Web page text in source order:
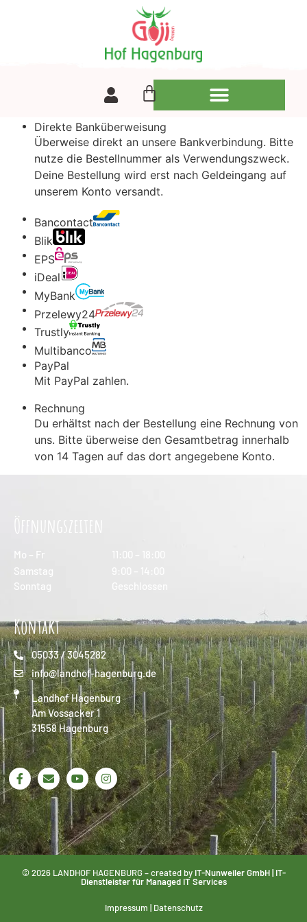
Direkte Banküberweisung
Überweise direkt an unsere Bankverbindung. Bitte
nutze die Bestellnummer als Verwendungszweck.
Deine Bestellung wird erst nach Geldeingang auf
unserem Konto versandt.
Bancontact
Blik
EPS
iDeal
MyBank
Przelewy24
Trustly
Multibanco
PayPal
Mit PayPal zahlen.
Rechnung
Du erhältst nach der Bestellung eine Rechnung von
uns. Bitte überweise den Gesamtbetrag innerhalb
von 14 Tagen auf das dort angegebene Konto.
Öffnungszeiten
Mo – Fr
Samstag
Sonntag
Kontakt
05033 / 3045282
info@landhof-hagenburg.de
Landhof Hagenburg
Am Vossacker 1
31558 Hagenburg
© 2026 LANDHOF HAGENBURG – created by IT-Nunweiler GmbH | IT-
Dienstleister für Managed IT Services
Impressum | Datenschutz